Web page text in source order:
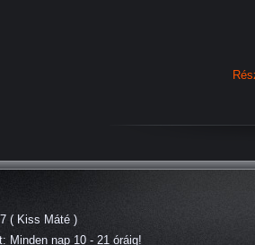
( Kiss Máté )
Minden nap 10 - 21 óráig!